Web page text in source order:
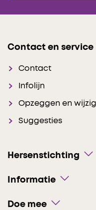
Contact en service
Contact
Infolijn
Opzeggen en
Suggesties
Hersenstichting
Informatie
Doe mee